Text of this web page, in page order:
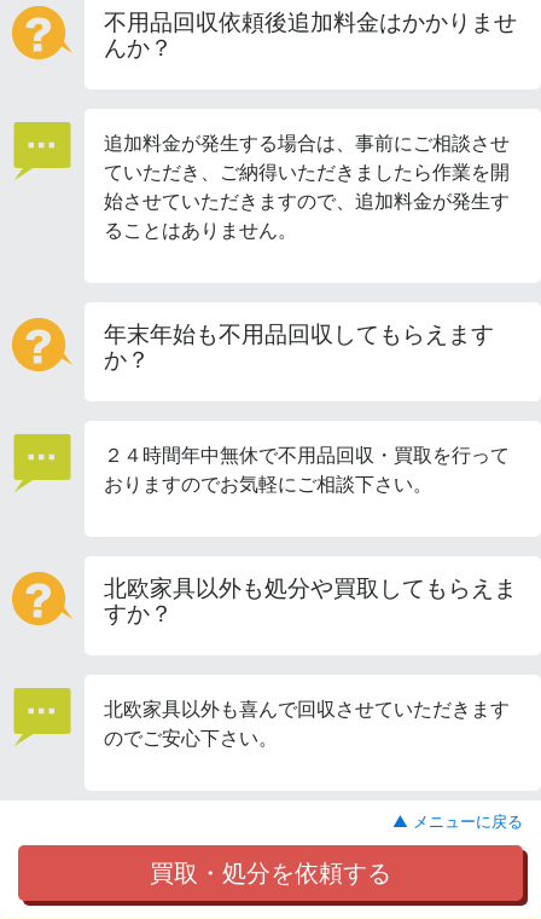
不用品回収依頼後追加料金はかかりませ
んか？
追加料金が発生する場合は、事前にご相談させ
ていただき、ご納得いただきましたら作業を開
始させていただきますので、追加料金が発生す
ることはありません。
年末年始も不用品回収してもらえます
か？
２４時間年中無休で不用品回収・買取を行って
おりますのでお気軽にご相談下さい。
北欧家具以外も処分や買取してもらえま
すか？
北欧家具以外も喜んで回収させていただきます
のでご安心下さい。
▲ メニューに戻る
買取・処分を依頼する